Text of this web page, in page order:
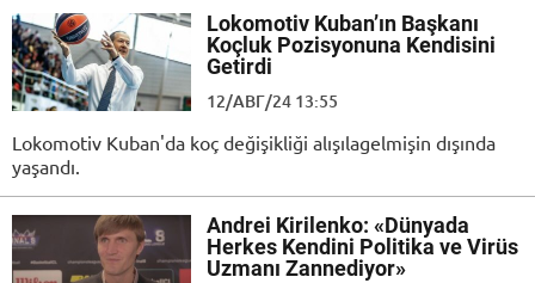
Lokomotiv Kuban’ın Başkanı
Koçluk Pozisyonuna Kendisini
Getirdi
12/АВГ/24 13:55
Lokomotiv Kuban'da koç değişikliği alışılagelmişin dışında
yaşandı.
Andrei Kirilenko: «Dünyada
Herkes Kendini Politika ve Virüs
Uzmanı Zannediyor»